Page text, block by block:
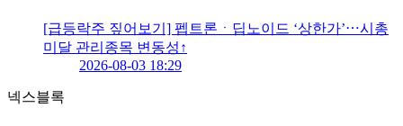
[급등락주 짚어보기] 펩트론ㆍ딥노이드 ‘상한가’⋯시총
미달 관리종목 변동성↑
2026-08-03 18:29
넥스블록